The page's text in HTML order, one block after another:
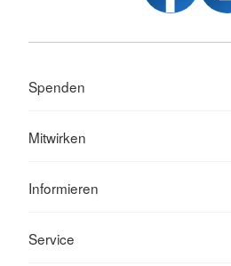
Spenden
Mitwirken
Informieren
Service